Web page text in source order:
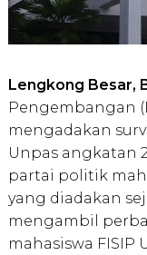
Lengkong Besar,
Pengembangan
mengadakan
Unpas angkatan
partai politik
yang diadakan
mengambil
mahasiswa FISIP